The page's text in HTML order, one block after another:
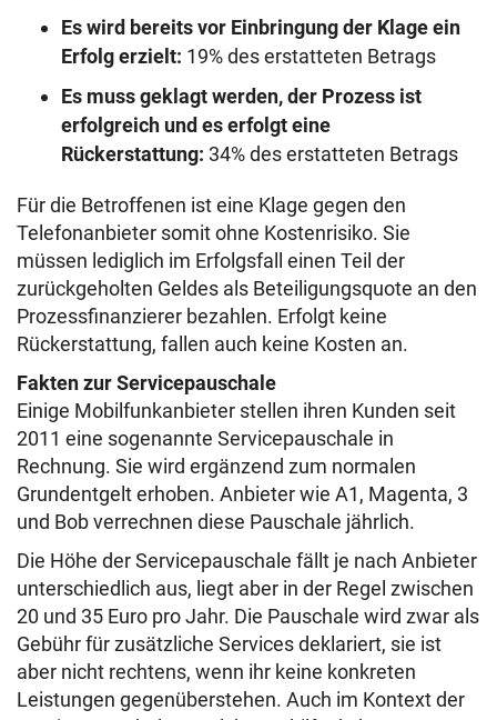
Es wird bereits vor Einbringung der Klage ein
Erfolg erzielt: 19% des erstatteten Betrags
Es muss geklagt werden, der Prozess ist
erfolgreich und es erfolgt eine
Rückerstattung: 34% des erstatteten Betrags
Für die Betroffenen ist eine Klage gegen den
Telefonanbieter somit ohne Kostenrisiko. Sie
müssen lediglich im Erfolgsfall einen Teil der
zurückgeholten Geldes als Beteiligungsquote an den
Prozessfinanzierer bezahlen. Erfolgt keine
Rückerstattung, fallen auch keine Kosten an.
Fakten zur Servicepauschale
Einige Mobilfunkanbieter stellen ihren Kunden seit
2011 eine sogenannte Servicepauschale in
Rechnung. Sie wird ergänzend zum normalen
Grundentgelt erhoben. Anbieter wie A1, Magenta, 3
und Bob verrechnen diese Pauschale jährlich.
Die Höhe der Servicepauschale fällt je nach Anbieter
unterschiedlich aus, liegt aber in der Regel zwischen
20 und 35 Euro pro Jahr. Die Pauschale wird zwar als
Gebühr für zusätzliche Services deklariert, sie ist
aber nicht rechtens, wenn ihr keine konkreten
Leistungen gegenüberstehen. Auch im Kontext der